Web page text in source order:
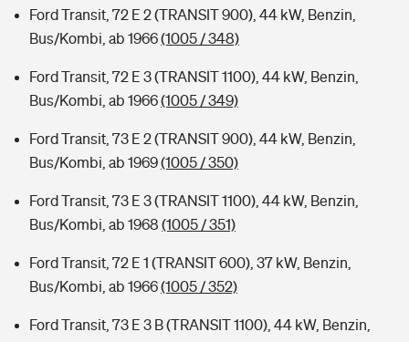
Ford Transit, 72 E 2 (TRANSIT 900), 44 kW, Benzin,
Bus/Kombi, ab 1966(1005 / 348)
Ford Transit, 72 E 3 (TRANSIT 1100), 44 kW, Benzin,
Bus/Kombi, ab 1966(1005 / 349)
Ford Transit, 73 E 2 (TRANSIT 900), 44 kW, Benzin,
Bus/Kombi, ab 1969(1005 / 350)
Ford Transit, 73 E 3 (TRANSIT 1100), 44 kW, Benzin,
Bus/Kombi, ab 1968 (1005 / 351)
Ford Transit, 72 E 1 (TRANSIT 600), 37 kW, Benzin,
Bus/Kombi, ab 1966(1005 / 352)
Ford Transit, 73 E 3 B (TRANSIT 1100), 44 kW, Benzin,